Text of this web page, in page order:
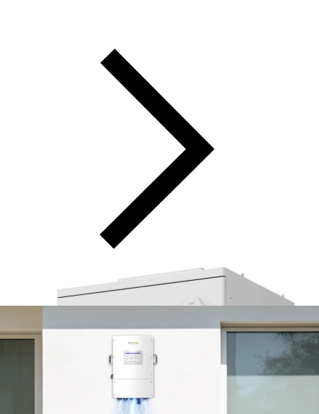
30
30 Jul. 2026
Flexibele serieconfiguraties van de HV48300-MAX-SE voor
verschillende energieopslagbehoeften.
Voor energieopslagsystemen met hoge spanning is de keuze van
een geschikte batterijconfiguratie belangrijk om de vereiste
energiecapaciteit te bereiken. Verschillende projecten kunnen
verschillende opslagbehoeften hebben, waardoor een flexibele